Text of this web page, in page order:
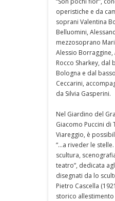
operistiche e da
soprani Valentina
Belluomini,
mezzosoprano
Alessio Borraggine,
Rocco Sharkey, dal
Bologna e dal
Ceccarini,
da Silvia Gasperini.
Nel Giardino del
Giacomo Puccini di
Viareggio, è
“…a riveder le
scultura,
teatro”, dedicata
disegnati da lo
Pietro Cascella
storico